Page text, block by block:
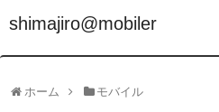
shimajiro@mobiler
ホーム モバイル